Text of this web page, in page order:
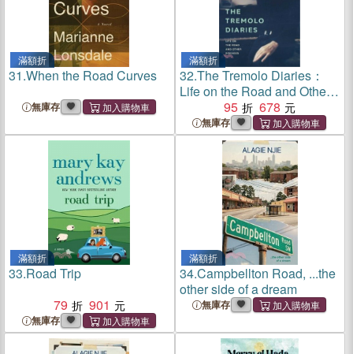
滿額折
31.When the Road Curves
無庫存
滿額折
32.The Tremolo Diaries：
Life on the Road and Other
Diseases: SUNDAY TIMES
BESTSELLER
95 678
無庫存
滿額折
33.Road Trip
79
901
無庫存
滿額折
34.Campbellton Road, ...the
other side of a dream
無庫存